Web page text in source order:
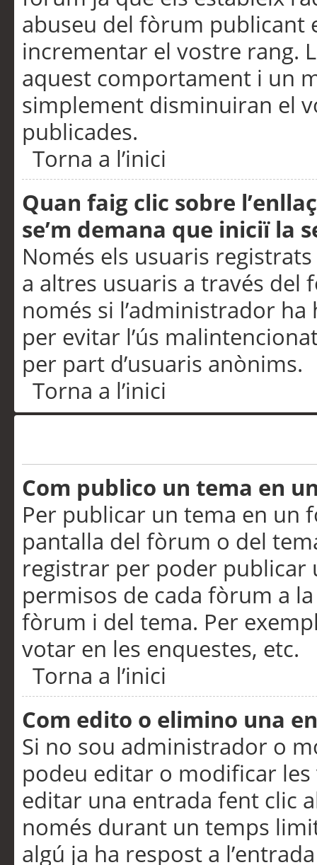
abuseu del fòrum publicant
incrementar el vostre rang.
aquest comportament i un
simplement disminuiran el
publicades.
Torna a l’inici
Quan faig clic sobre
se’m demana que iniciï la
Només els usuaris
a altres usuaris a través
només si l’administrador
per evitar l’ús
per part d’usuaris anònims.
Torna a l’inici
Com publico un tema en
Per publicar un tema en un
pantalla del fòrum o del
registrar per poder publicar
permisos de cada fòrum a
fòrum i del tema. Per
votar en les enquestes, etc.
Torna a l’inici
Com edito o elimino una
Si no sou administrador o
podeu editar o modificar
editar una entrada fent clic
només durant un temps
algú ja ha respost a